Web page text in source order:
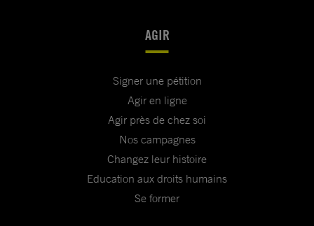
AGIR
Signer une pétition
Agir en ligne
Agir près de chez soi
Nos campagnes
Changez leur histoire
Education aux droits humains
Se former